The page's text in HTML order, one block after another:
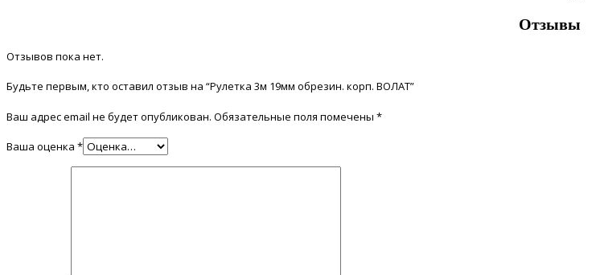
Отзывы
Отзывов пока нет.
Будьте первым, кто оставил отзыв на “Рулетка 3м 19мм обрезин. корп. ВОЛАТ”
Ваш адрес email не будет опубликован. Обязательные поля помечены *
Ваша оценка *